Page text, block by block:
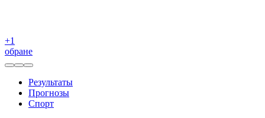
+1
обране
Результаты
Прогнозы
Спорт